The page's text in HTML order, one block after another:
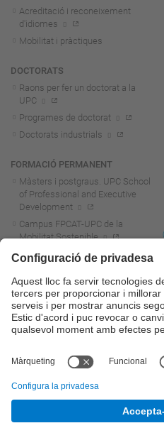
Acreditació i reconeixement
d'idiomes
Mobilitat i pràctiques
DOCTORATS
Raons per fer un doctorat a la
UPC
Programes de doctorat
Doctorats industrials
FORMACIÓ PERMANENT
Màsters i postgraus. UPC School
of Professional and Executive
Development
Campus FPCAT-UPC de la
Mobilitat Sostenible
Microcredencials
Formació per al professorat no
universitari
Cursos d'estiu
Cursos MOOC
anys